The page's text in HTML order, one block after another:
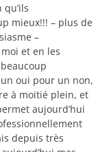
mieux!!! – plus de
–
et en les
oui pour un non,
à moitié plein, et
aujourd’hui
depuis très